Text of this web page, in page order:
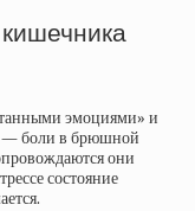
эмоциями» и
— боли в брюшной
они
состояние